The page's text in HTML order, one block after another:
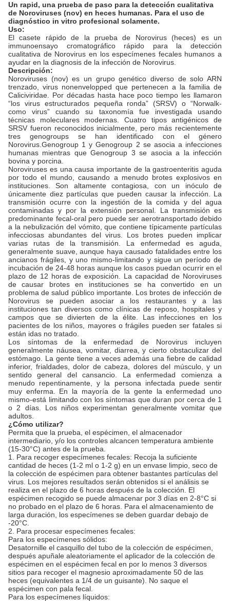
Un rapid, una prueba de paso para la detección cualitativa
de Noroviruses (nov) en heces humanas. Para el uso de
diagnóstico in vitro profesional solamente.
Uso:
El casete rápido de la prueba de Norovirus (heces) es un
immunoensayo cromatográfico rápido para la detección
cualitativa de Norovirus en los especímenes fecales humanos a
ayudar en la diagnosis de la infección de Norovirus.
Descripción:
Noroviruses (nov) es un grupo genético diverso de solo ARN
trenzado, virus nonenvelopped que pertenecen a la familia de
Caliciviridae. Por décadas hasta hace poco tiempo les llamaron
“los virus estructurados pequeña ronda” (SRSV) o “Norwalk-
como virus” cuando su taxonomía fue investigada usando
técnicas moleculares modernas. Cuatro tipos antigénicos de
SRSV fueron reconocidos inicialmente, pero más recientemente
tres genogroups se han identificado con el género
Norovirus.Genogroup 1 y Genogroup 2 se asocia a infecciones
humanas mientras que Genogroup 3 se asocia a la infección
bovina y porcina.
Noroviruses es una causa importante de la gastroenteritis aguda
por todo el mundo, causando a menudo brotes explosivos en
instituciones. Son altamente contagiosa, con un inóculo de
únicamente diez partículas que pueden causar la infección. La
transmisión ocurre con la ingestión de la comida y del agua
contaminadas y por la extensión personal. La transmisión es
predominante fecal-oral pero puede ser aerotransportado debido
a la nebulización del vómito, que contiene típicamente partículas
infecciosas abundantes del virus. Los brotes pueden implicar
varias rutas de la transmisión. La enfermedad es aguda,
generalmente suave, aunque haya causado fatalidades entre los
ancianos frágiles, y uno mismo-limitando y sigue un período de
incubación de 24-48 horas aunque los casos puedan ocurrir en el
plazo de 12 horas de exposición. La capacidad de Noroviruses
de causar brotes en instituciones se ha convertido en un
problema de salud público importante. Los brotes de infección de
Norovirus se pueden asociar a los restaurantes y a las
instituciones tan diversos como clínicas de reposo, hospitales y
campos que se divierten de la élite. Las infecciones en los
pacientes de los niños, mayores o frágiles pueden ser fatales si
están idas no tratado.
Los síntomas de la enfermedad de Norovirus incluyen
generalmente náusea, vomitar, diarrea, y cierto obstaculizar del
estómago. La gente tiene a veces además una fiebre de calidad
inferior, frialdades, dolor de cabeza, dolores del músculo, y un
sentido general del cansancio. La enfermedad comienza a
menudo repentinamente, y la persona infectada puede sentir
muy enferma. En la mayoría de la gente la enfermedad uno
mismo-está limitando con los síntomas que duran por cerca de 1
o 2 días. Los niños experimentan generalmente vomitar que
adultos.
¿Cómo utilizar?
Permita que la prueba, el espécimen, el almacenador
intermediario, y/o los controles alcancen temperatura ambiente
(15-30°C) antes de la prueba.
1. Para recoger especímenes fecales: Recoja la suficiente
cantidad de heces (1-2 ml o 1-2 g) en un envase limpio, seco de
la colección de espécimen para obtener bastantes partículas del
virus. Los mejores resultados serán obtenidos si el análisis se
realiza en el plazo de 6 horas después de la colección. El
espécimen recogido se puede almacenar por 3 días en 2-8°C si
no probado en el plazo de 6 horas. Para el almacenamiento de
larga duración, los especímenes se deben guardar debajo de
-20°C.
2. Para procesar especímenes fecales:
Para los especímenes sólidos:
Desatornille el casquillo del tubo de la colección de espécimen,
después apuñale aleatoriamente el aplicador de la colección de
espécimen en el espécimen fecal en por lo menos 3 diversos
sitios para recoger el magnesio aproximadamente 50 de las
heces (equivalentes a 1/4 de un guisante). No saque el
espécimen con pala fecal.
Para los especímenes líquidos: